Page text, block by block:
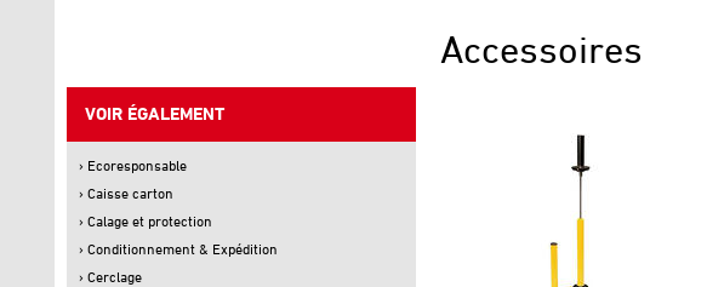
VOIR ÉGALEMENT
› Ecoresponsable
› Caisse carton
› Calage et protection
› Conditionnement & Expédition
› Cerclage
Accessoires